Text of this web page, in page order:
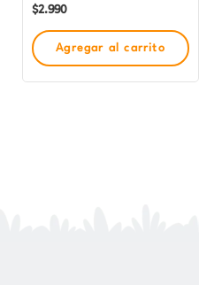
$2.990
Agregar al carrito